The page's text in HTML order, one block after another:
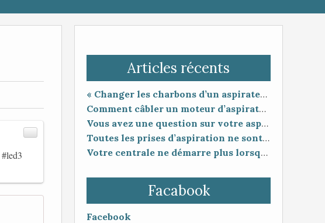
Articles récents
« Changer les charbons d’un aspirateur centralisé : entretien utile ou coup de poker ? »
Comment câbler un moteur d’aspirateur
Vous avez une question sur votre aspiration centralisée ?
Toutes les prises d’aspiration ne sont pas forcément compatibles entre elles.
Votre centrale ne démarre plus lorsque vous branchez le flexible ?
Facabook
Facebook
#led3